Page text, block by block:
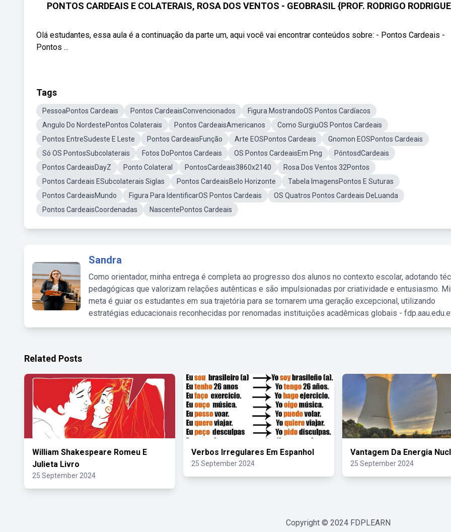
PONTOS CARDEAIS E COLATERAIS, ROSA DOS VENTOS - GEOBRASIL {PROF. RODRIGO
Olá estudantes, essa aula é a continuação da parte um, aqui você vai encontrar conteúdos sobre: - Pontos Cardeais -
Pontos ...
Tags
PessoaPontos Cardeais Pontos CardeaisConvencionados
Figura MostrandoOS Pontos Cardíacos
Angulo Do NordestePontos Colaterais
Pontos CardeaisAmericanos
Como SurgiuOS Pontos Cardeais
Pontos EntreSudeste E Leste
Pontos CardeaisFunção Arte EOSPontos Cardeais
Gnomon EOSPontos Cardeais
Só OS PontosSubcolaterais
Fotos DoPontos Cardeais OS Pontos CardeaisEm Png
PóntosdCardeais
Pontos CardeaisDayZ
Ponto Colateral PontosCardeais3860x2140
Rosa Dos Ventos 32Pontos
Pontos Cardeais ESubcolaterais Siglas
Pontos CardeaisBelo Horizonte
Tabela ImagensPontos E Suturas
Pontos CardeaisMundo
Figura Para IdentificarOS Pontos Cardeais
OS Quatros Pontos Cardeais DeLuanda
Pontos CardeaisCoordenadas
NascentePontos Cardeais
Sandra
Como orientador, minha entrega é completa ao progresso dos alunos no contexto escolar, adotando
pedagógicas que valorizam relações autênticas e são impulsionadas por criatividade e entusiasmo.
meta é guiar os estudantes em sua trajetória para se tornarem uma geração excepcional, utilizando
estratégias educacionais reconhecidas por renomadas instituições acadêmicas globais -
Related Posts
William Shakespeare Romeu E
Julieta Livro
25 September 2024
Verbos Irregulares Em Espanhol
25 September 2024
Vantagem Da Energia
25 September 2024
Copyright © 2024 FDPLEARN